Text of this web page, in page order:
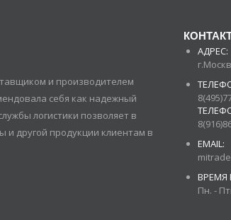
и производителем
себя как надежный
логистики позволяет в
и другой продукции клиентам в
АДРЕС:
EMAIL:
ВРЕМЯ
Пн. -